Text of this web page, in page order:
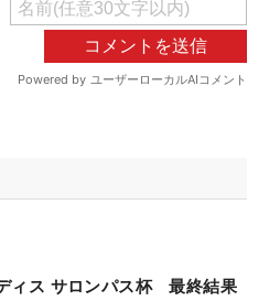
ィス サロンパス杯 最終結果